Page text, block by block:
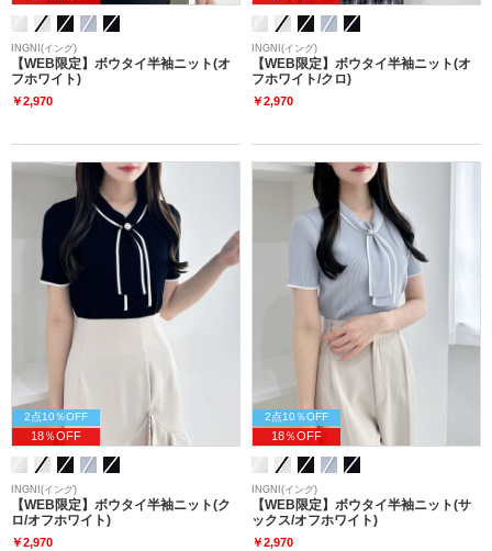
INGNI(イング)
【WEB限定】ボウタイ半袖ニット(オ
フホワイト)
￥2,970
INGNI(イング)
【WEB限定】ボウタイ半袖ニット(オ
フホワイト/クロ)
￥2,970
2点10％OFF
18％OFF
INGNI(イング)
【WEB限定】ボウタイ半袖ニット(ク
ロ/オフホワイト)
￥2,970
2点10％OFF
18％OFF
INGNI(イング)
【WEB限定】ボウタイ半袖ニット(サ
ックス/オフホワイト)
￥2,970